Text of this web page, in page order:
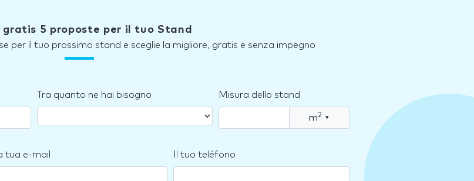
gratis 5 proposte per il tuo Stand
per il tuo prossimo stand e sceglie la migliore, gratis e senza impegno
Tra quanto ne hai bisogno Misura dello stand
m2 ▾
tua e-mail Il tuo teléfono